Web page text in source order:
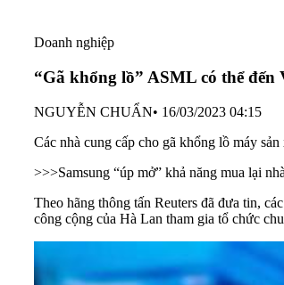
Doanh nghiệp
“Gã khổng lồ” ASML có thể đến
NGUYỄN CHUẨN• 16/03/2023 04:15
Các nhà cung cấp cho gã khổng lồ máy
>>>Samsung “úp mở” khả năng mua lại
Theo hãng thông tấn Reuters đã đưa tin,
công cộng của Hà Lan tham gia tổ chức